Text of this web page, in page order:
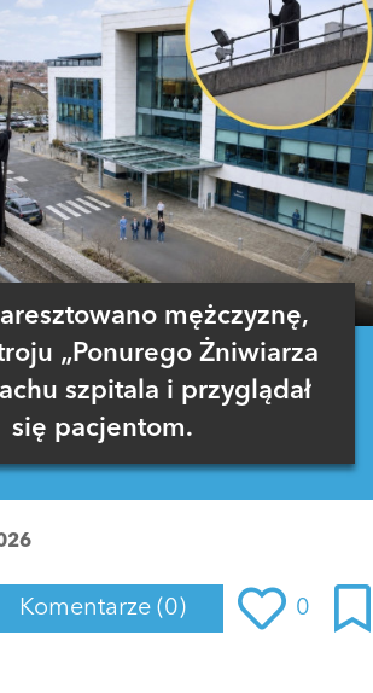
mężczyznę,
„Ponurego Żniwiarza
szpitala i przyglądał
się pacjentom.
Komentarze (0) 0